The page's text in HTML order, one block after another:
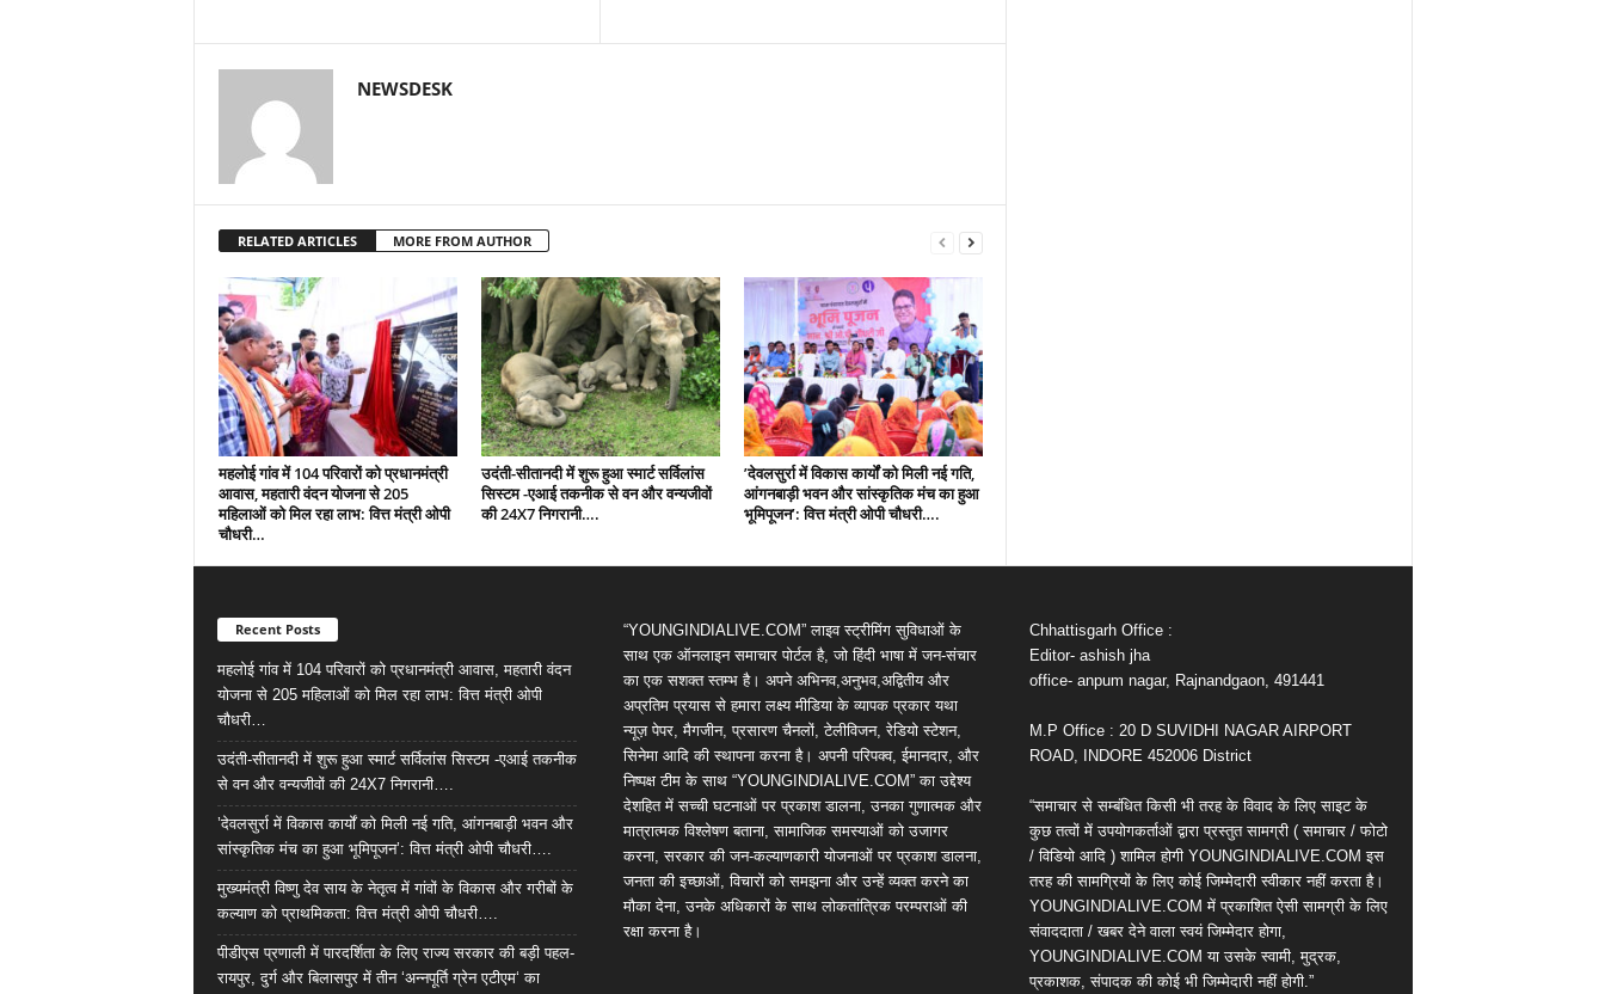
NEWSDESK
RELATED ARTICLES MORE FROM AUTHOR
महलोई गांव में 104 परिवारों को प्रधानमंत्री
आवास, महतारी वंदन योजना से 205
महिलाओं को मिल रहा लाभ: वित्त मंत्री ओपी
चौधरी…
उदंती-सीतानदी में शुरू हुआ स्मार्ट सर्विलांस
सिस्टम -एआई तकनीक से वन और वन्यजीवों
की 24X7 निगरानी….
’देवलसुर्रा में विकास कार्यों को मिली नई गति,
आंगनबाड़ी भवन और सांस्कृतिक मंच का हुआ
भूमिपूजन’: वित्त मंत्री ओपी चौधरी….
Recent Posts
महलोई गांव में 104 परिवारों को प्रधानमंत्री आवास, महतारी वंदन
योजना से 205 महिलाओं को मिल रहा लाभ: वित्त मंत्री ओपी
चौधरी…
उदंती-सीतानदी में शुरू हुआ स्मार्ट सर्विलांस सिस्टम -एआई तकनीक
से वन और वन्यजीवों की 24X7 निगरानी….
’देवलसुर्रा में विकास कार्यों को मिली नई गति, आंगनबाड़ी भवन और
सांस्कृतिक मंच का हुआ भूमिपूजन’: वित्त मंत्री ओपी चौधरी….
मुख्यमंत्री विष्णु देव साय के नेतृत्व में गांवों के विकास और गरीबों के
कल्याण को प्राथमिकता: वित्त मंत्री ओपी चौधरी….
पीडीएस प्रणाली में पारदर्शिता के लिए राज्य सरकार की बड़ी पहल-
रायपुर, दुर्ग और बिलासपुर में तीन ‘अन्नपूर्ति ग्रेन एटीएम‘ का
“YOUNGINDIALIVE.COM” लाइव स्ट्रीमिंग सुविधाओं के
साथ एक ऑनलाइन समाचार पोर्टल है, जो हिंदी भाषा में जन-संचार
का एक सशक्त स्तम्भ है। अपने अभिनव,अनुभव,अद्वितीय और
अप्रतिम प्रयास से हमारा लक्ष्य मीडिया के व्यापक प्रकार यथा
न्यूज़ पेपर, मैगजीन, प्रसारण चैनलों, टेलीविजन, रेडियो स्टेशन,
सिनेमा आदि की स्थापना करना है। अपनी परिपक्व, ईमानदार, और
निष्पक्ष टीम के साथ “YOUNGINDIALIVE.COM” का उद्देश्य
देशहित में सच्ची घटनाओं पर प्रकाश डालना, उनका गुणात्मक और
मात्रात्मक विश्लेषण बताना, सामाजिक समस्याओं को उजागर
करना, सरकार की जन-कल्याणकारी योजनाओं पर प्रकाश डालना,
जनता की इच्छाओं, विचारों को समझना और उन्हें व्यक्त करने का
मौका देना, उनके अधिकारों के साथ लोकतांत्रिक परम्पराओं की
रक्षा करना है।
Chhattisgarh Office :
Editor- ashish jha
office- anpum nagar, Rajnandgaon, 491441
M.P Office : 20 D SUVIDHI NAGAR AIRPORT
ROAD, INDORE 452006 District
“समाचार से सम्बंधित किसी भी तरह के विवाद के लिए साइट के
कुछ तत्वों में उपयोगकर्ताओं द्वारा प्रस्तुत सामग्री ( समाचार / फोटो
/ विडियो आदि ) शामिल होगी YOUNGINDIALIVE.COM इस
तरह की सामग्रियों के लिए कोई जिम्मेदारी स्वीकार नहीं करता है।
YOUNGINDIALIVE.COM में प्रकाशित ऐसी सामग्री के लिए
संवाददाता / खबर देने वाला स्वयं जिम्मेदार होगा,
YOUNGINDIALIVE.COM या उसके स्वामी, मुद्रक,
प्रकाशक, संपादक की कोई भी जिम्मेदारी नहीं होगी.”